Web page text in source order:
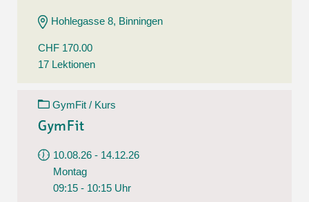
Hohlegasse 8, Binningen
CHF 170.00
17 Lektionen
GymFit / Kurs
GymFit
10.08.26 - 14.12.26
Montag
09:15 - 10:15 Uhr